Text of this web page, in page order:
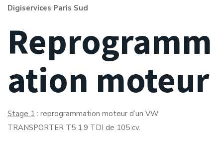
Digiservices Paris Sud
Reprogramm
ation moteur
Stage 1 : reprogrammation moteur d’un VW
TRANSPORTER T5 1.9 TDI de 105 cv.